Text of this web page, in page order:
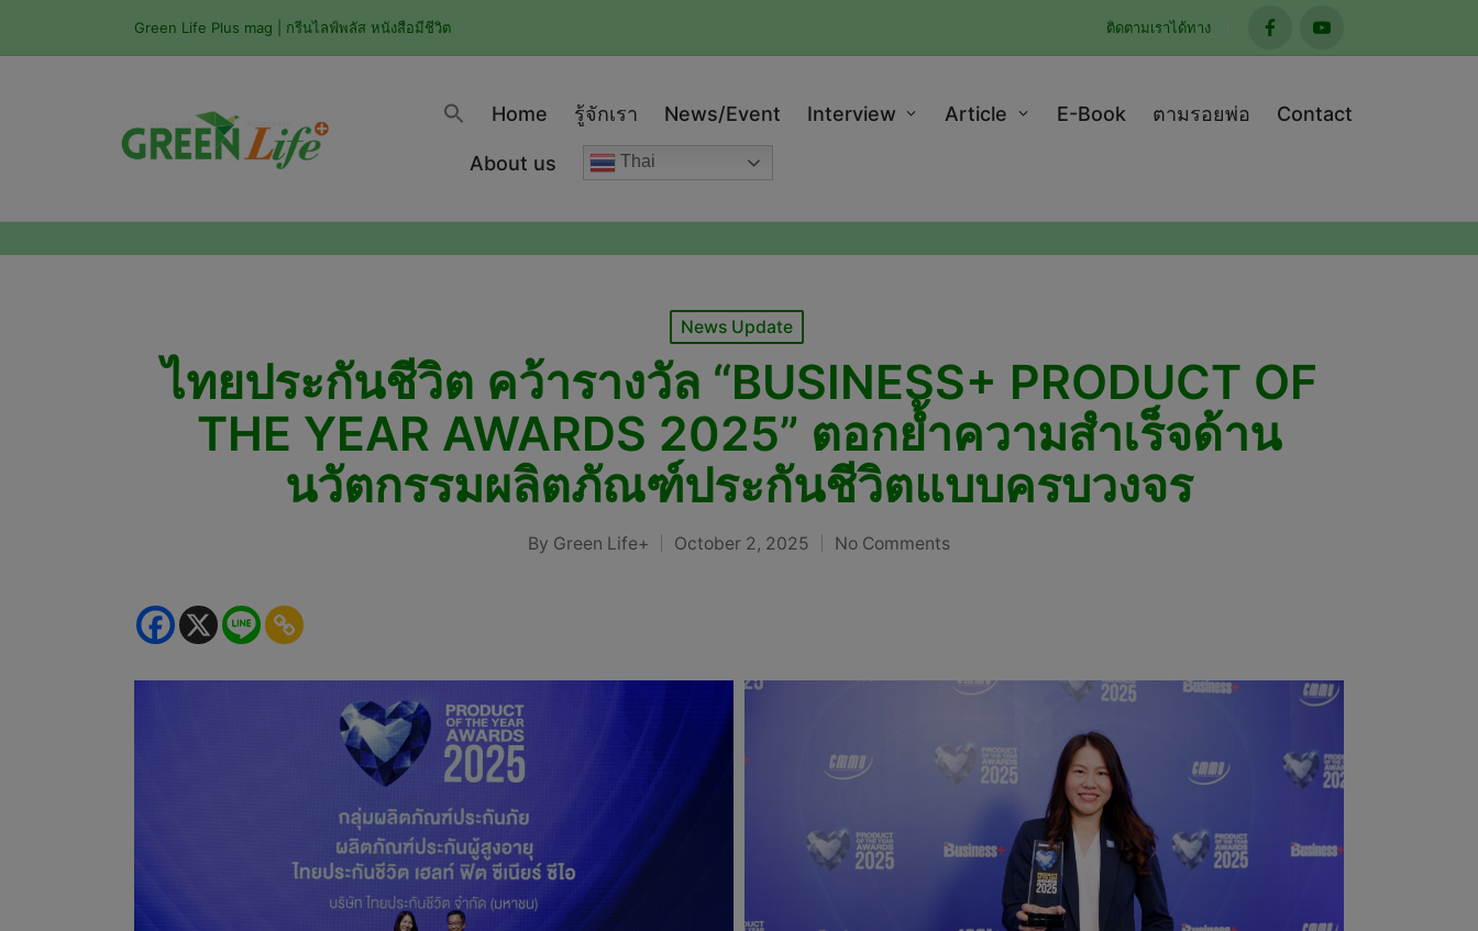
Green Life Plus mag | กรีนไลฟ์พลัส หนังสือมีชีวิต ติดตามเราได้ทาง
facebookyoutube
Home รู้จักเรา News/Event Interview Article E-Book ตามรอยพ่อ Contact
About us Thai
Posted
News Update
ไทยประกันชีวิต คว้ารางวัล “BUSINESS+ PRODUCT OF
THE YEAR AWARDS 2025” ตอกย้ำความสำเร็จด้าน
นวัตกรรมผลิตภัณฑ์ประกันชีวิตแบบครบวงจร
Posted
By Green Life+ October 2, 2025 No Comments